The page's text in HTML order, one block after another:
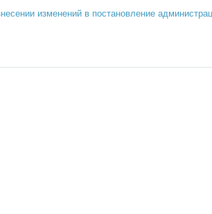
изменений в постановление